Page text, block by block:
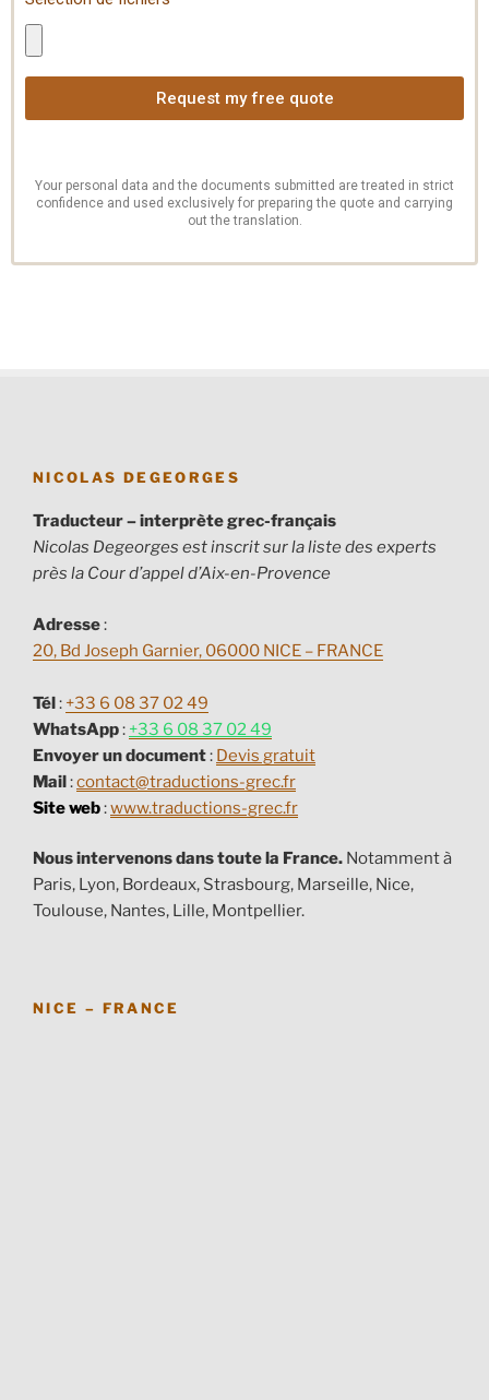
Request my free quote
Your personal data and the documents submitted are treated in strict
confidence and used exclusively for preparing the quote and carrying
out the translation.
NICOLAS DEGEORGES
Traducteur – interprète grec-français
Nicolas Degeorges est inscrit sur la liste des experts
près la Cour d’appel d’Aix-en-Provence
Adresse:
20, Bd Joseph Garnier, 06000 NICE – FRANCE
Tél: +33 6 08 37 02 49
WhatsApp: +33 6 08 37 02 49
Envoyer un document: Devis gratuit
Mail:contact@traductions-grec.fr
Site web:www.traductions-grec.fr
Nous intervenons dans toute la France. Notamment à
Paris, Lyon, Bordeaux, Strasbourg, Marseille, Nice,
Toulouse, Nantes, Lille, Montpellier.
NICE – FRANCE